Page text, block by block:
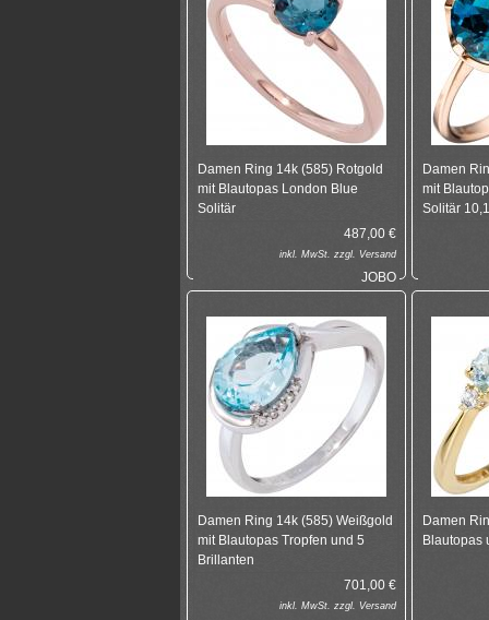
Damen Ring 14k (585) Rotgold
mit Blautopas London Blue
Solitär
487,00 €
inkl. MwSt. zzgl. Versand
JOBO
Damen
mit
Solitär
Damen Ring 14k (585) Weißgold
mit Blautopas Tropfen und 5
Brillanten
701,00 €
inkl. MwSt. zzgl. Versand
Damen
Blautopas